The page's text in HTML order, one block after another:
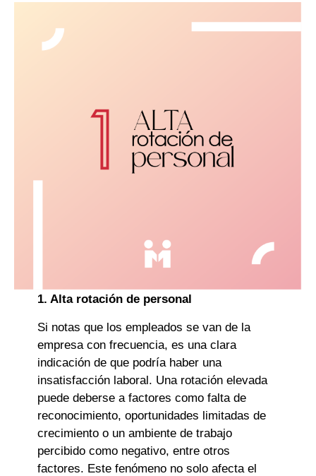
1. Alta rotación de personal
Si notas que los empleados se van de la
empresa con frecuencia, es una clara
indicación de que podría haber una
insatisfacción laboral. Una rotación elevada
puede deberse a factores como falta de
reconocimiento, oportunidades limitadas de
crecimiento o un ambiente de trabajo
percibido como negativo, entre otros
factores. Este fenómeno no solo afecta el